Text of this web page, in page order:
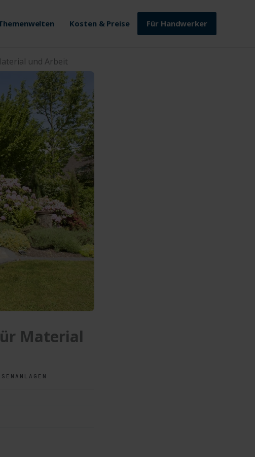
Kosten & Preise Für Handwerker
und Arbeit
Material